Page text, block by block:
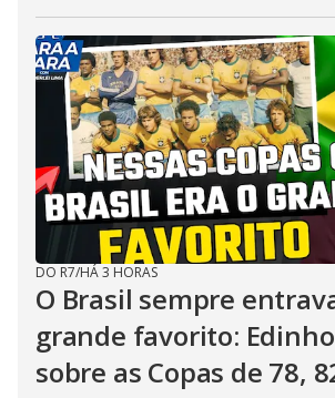
DO R7/HÁ 3 HORAS
O Brasil sempre
grande favorito:
sobre as Copas de 78,